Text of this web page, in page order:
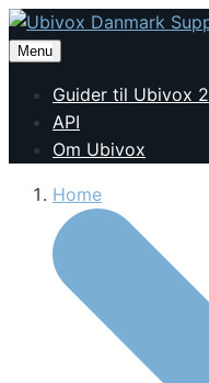
Menu
Guider til Ubivox 2
API
Om Ubivox
Home